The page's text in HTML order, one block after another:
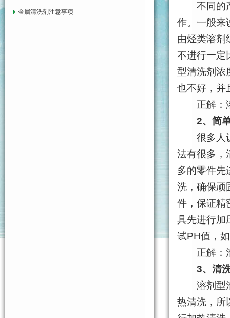
金属清洗剂注意事项
不同的产
作。一般来
由烃类溶剂
不进行一定
型清洗剂浓
也不好，并
正解：溶
2、简
很多人认
法有很多，
多的零件先
洗，确保顽
件，保证精
具先进行加
试PH值，
正解：清
3、清
溶剂型清
热清洗，所